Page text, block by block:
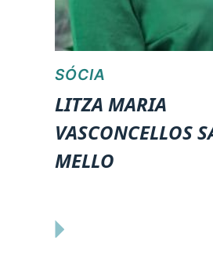
SÓCIA
LITZA MARIA
VASCONCELLOS
MELLO